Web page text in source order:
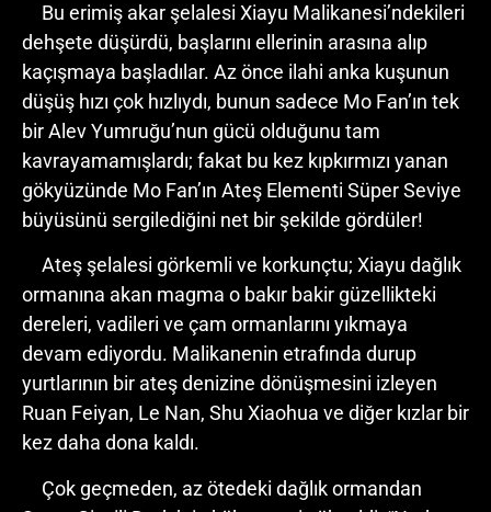
Bu erimiş akar şelalesi Xiayu Malikanesi’ndekileri
dehşete düşürdü, başlarını ellerinin arasına alıp
kaçışmaya başladılar. Az önce ilahi anka kuşunun
düşüş hızı çok hızlıydı, bunun sadece Mo Fan’ın tek
bir Alev Yumruğu’nun gücü olduğunu tam
kavrayamamışlardı; fakat bu kez kıpkırmızı yanan
gökyüzünde Mo Fan’ın Ateş Elementi Süper Seviye
büyüsünü sergilediğini net bir şekilde gördüler!
Ateş şelalesi görkemli ve korkunçtu; Xiayu dağlık
ormanına akan magma o bakır bakir güzellikteki
dereleri, vadileri ve çam ormanlarını yıkmaya
devam ediyordu. Malikanenin etrafında durup
yurtlarının bir ateş denizine dönüşmesini izleyen
Ruan Feiyan, Le Nan, Shu Xiaohua ve diğer kızlar bir
kez daha dona kaldı.
Çok geçmeden, az ötedeki dağlık ormandan